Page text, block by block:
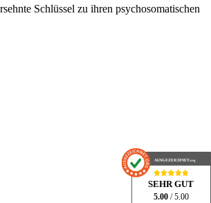
Schlüssel zu ihren psychosomatischen
AUSGEZEICHNET.org
SEHR GUT
5.00 / 5.00